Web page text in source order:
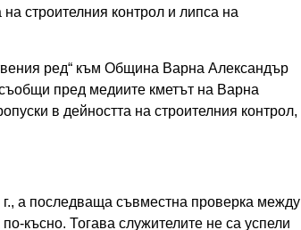
строителния контрол и липса на
ред“ към Община Варна Александър
пред медиите кметът на Варна
в дейността на строителния контрол,
а последваща съвместна проверка между
късно. Тогава служителите не са успели